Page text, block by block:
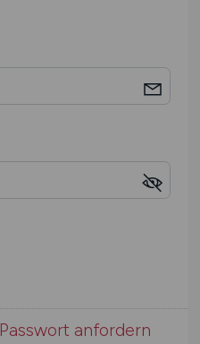
Passwort anfordern